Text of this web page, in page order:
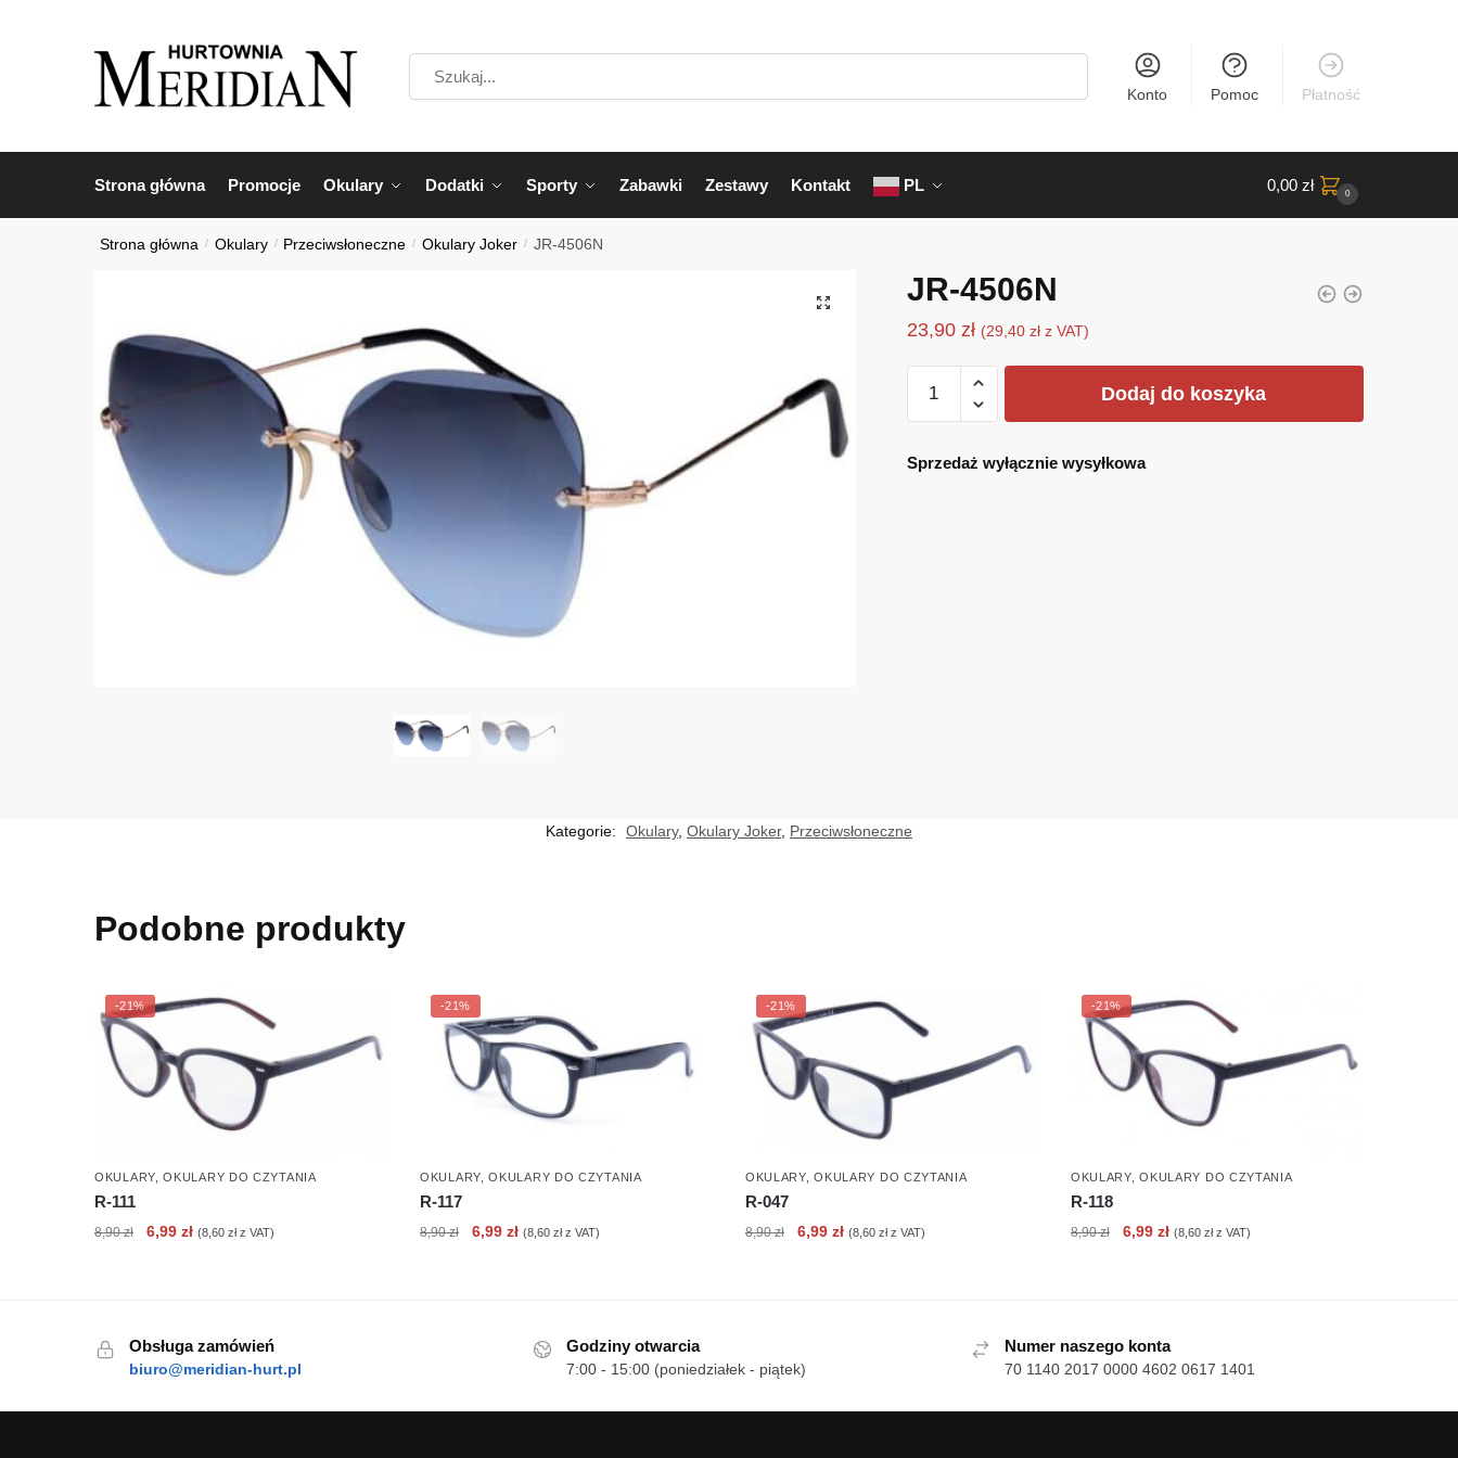
Konto Pomoc Płatność
Strona główna Promocje Okulary Dodatki Sporty Zabawki Zestawy Kontakt PL 0,00 zł 0
Strona główna / Okulary / Przeciwsłoneczne / Okulary Joker / JR-4506N
JR-4506N
23,90 zł (29,40 złz VAT)
JR-
Dodaj do koszyka
Sprzedaż wyłącznie wysyłkowa
Kategorie: Okulary, Okulary Joker, Przeciwsłoneczne
Podobne produkty
-21%
OKULARY,OKULARY DO CZYTANIA
R-111
8,90zł
Pierwotna
6,99złAktualna
(8,60złz VAT)
-21%
OKULARY,OKULARY DO CZYTANIA
R-117
8,90zł
Pierwotna
6,99 złAktualna
(8,60 złz VAT)
-21%
OKULARY,OKULARY DO CZYTANIA
R-047
8,90zł
Pierwotna
6,99 złAktualna
(8,60 złz VAT)
-21%
OKULARY,OKULARY DO CZYTANIA
R-118
8,90zł
Pierwotna
6,99 złAktualna
(8,60 złz VAT)
Obsługa zamówień
biuro@meridian-hurt.pl
Godziny otwarcia
7:00 - 15:00 (poniedziałek - piątek)
Numer naszego konta
70 1140 2017 0000 4602 0617 1401